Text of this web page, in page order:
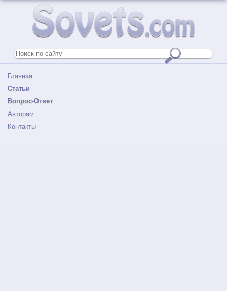
Главная
Статьи
Вопрос-Ответ
Авторам
Контакты